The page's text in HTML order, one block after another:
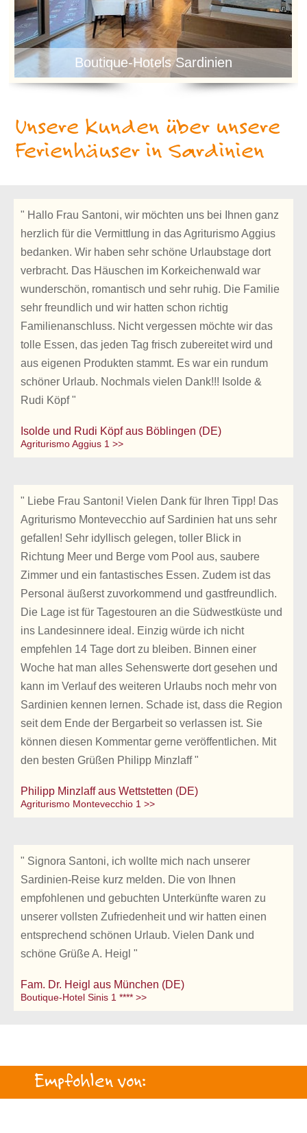
Boutique-Hotels Sardinien
Unsere Kunden über unsere
Ferienhäuser in Sardinien
" Hallo Frau Santoni, wir möchten uns bei Ihnen ganz
herzlich für die Vermittlung in das Agriturismo Aggius
bedanken. Wir haben sehr schöne Urlaubstage dort
verbracht. Das Häuschen im Korkeichenwald war
wunderschön, romantisch und sehr ruhig. Die Familie
sehr freundlich und wir hatten schon richtig
Familienanschluss. Nicht vergessen möchte wir das
tolle Essen, das jeden Tag frisch zubereitet wird und
aus eigenen Produkten stammt. Es war ein rundum
schöner Urlaub. Nochmals vielen Dank!!! Isolde &
Rudi Köpf "
Isolde und Rudi Köpf aus Böblingen (DE)
Agriturismo Aggius 1 >>
" Liebe Frau Santoni! Vielen Dank für Ihren Tipp! Das
Agriturismo Montevecchio auf Sardinien hat uns sehr
gefallen! Sehr idyllisch gelegen, toller Blick in
Richtung Meer und Berge vom Pool aus, saubere
Zimmer und ein fantastisches Essen. Zudem ist das
Personal äußerst zuvorkommend und gastfreundlich.
Die Lage ist für Tagestouren an die Südwestküste und
ins Landesinnere ideal. Einzig würde ich nicht
empfehlen 14 Tage dort zu bleiben. Binnen einer
Woche hat man alles Sehenswerte dort gesehen und
kann im Verlauf des weiteren Urlaubs noch mehr von
Sardinien kennen lernen. Schade ist, dass die Region
seit dem Ende der Bergarbeit so verlassen ist. Sie
können diesen Kommentar gerne veröffentlichen. Mit
den besten Grüßen Philipp Minzlaff "
Philipp Minzlaff aus Wettstetten (DE)
Agriturismo Montevecchio 1 >>
" Signora Santoni, ich wollte mich nach unserer
Sardinien-Reise kurz melden. Die von Ihnen
empfohlenen und gebuchten Unterkünfte waren zu
unserer vollsten Zufriedenheit und wir hatten einen
entsprechend schönen Urlaub. Vielen Dank und
schöne Grüße A. Heigl "
Fam. Dr. Heigl aus München (DE)
Boutique-Hotel Sinis 1 **** >>
Empfohlen von: